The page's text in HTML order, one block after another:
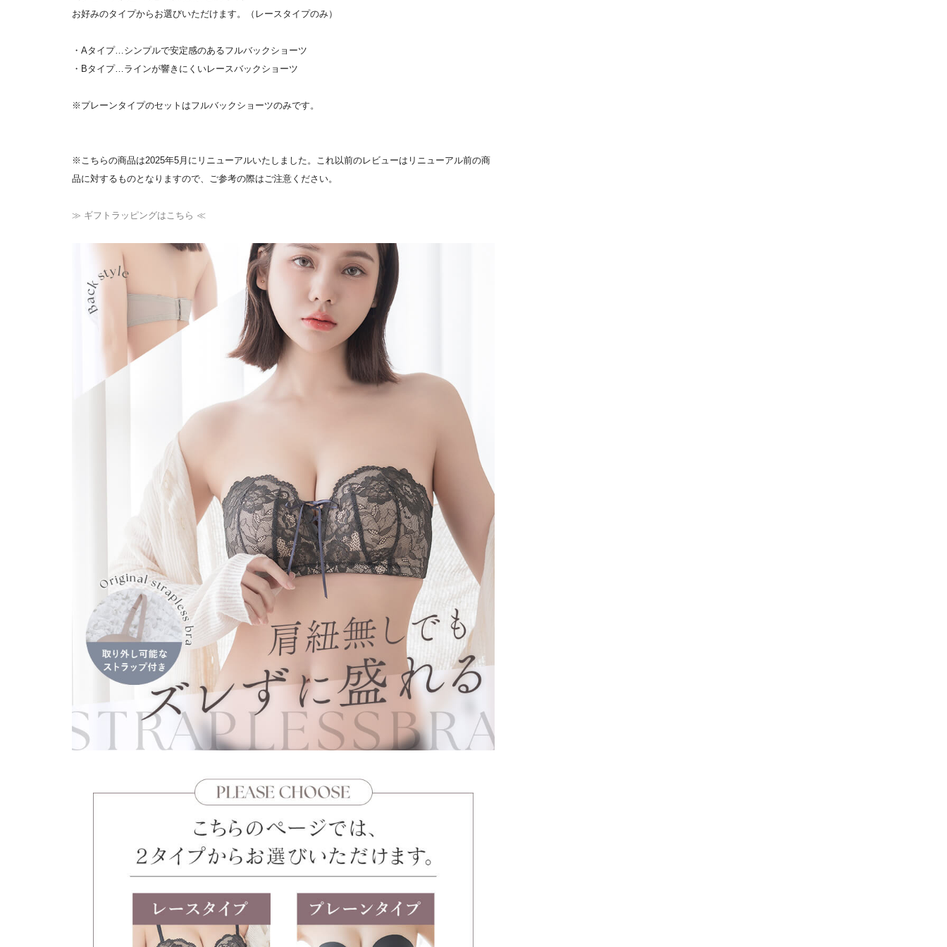
お好みのタイプからお選びいただけます。（レースタイプのみ）
・Aタイプ…シンプルで安定感のあるフルバックショーツ
・Bタイプ…ラインが響きにくいレースバックショーツ
※プレーンタイプのセットはフルバックショーツのみです。
※こちらの商品は2025年5月にリニューアルいたしました。これ以前のレビューはリニューアル前の商
品に対するものとなりますので、ご参考の際はご注意ください。
≫ ギフトラッピングはこちら ≪